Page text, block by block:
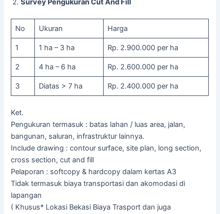
Survey Pengukuran Cut And Fill
No Ukuran Harga
1 1 ha – 3 ha Rp. 2.900.000 per ha
2 4 ha – 6 ha Rp. 2.600.000 per ha
3 Diatas > 7 ha Rp. 2.400.000 per ha
Ket.
Pengukuran termasuk : batas lahan / luas area, jalan,
bangunan, saluran, infrastruktur lainnya.
Include drawing : contour surface, site plan, long section,
cross section, cut and fill
Pelaporan : softcopy & hardcopy dalam kertas A3
Tidak termasuk biaya transportasi dan akomodasi di
lapangan
( Khusus* Lokasi Bekasi Biaya Trasport dan juga